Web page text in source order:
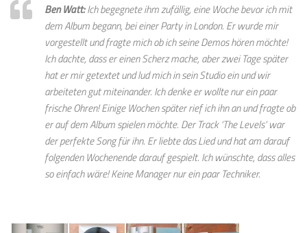
Ben Watt:Ich begegnete ihm zufällig, eine Woche bevor ich mit
dem Album begann, bei einer Party in London. Er wurde mir
vorgestellt und fragte mich ob ich seine Demos hören möchte!
Ich dachte, dass er einen Scherz mache, aber zwei Tage später
hat er mir getextet und lud mich in sein Studio ein und wir
arbeiteten gut miteinander. Ich denke er wollte nur ein paar
frische Ohren! Einige Wochen später rief ich ihn an und fragte ob
er auf dem Album spielen möchte. Der Track ‘The Levels’ war
der perfekte Song für ihn. Er liebte das Lied und hat am darauf
folgenden Wochenende darauf gespielt. Ich wünschte, dass alles
so einfach wäre! Keine Manager nur ein paar Techniker.